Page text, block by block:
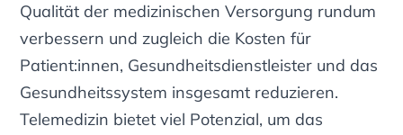
Qualität der medizinischen Versorgung rundum
verbessern und zugleich die Kosten für
Patient:innen, Gesundheitsdienstleister und das
Gesundheitssystem insgesamt reduzieren.
Telemedizin bietet viel Potenzial, um das